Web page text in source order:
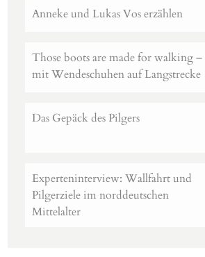
Anneke und Lukas Vos erzählen
Those boots are made for walking –
mit Wendeschuhen auf Langstrecke
Das Gepäck des Pilgers
Experteninterview: Wallfahrt und
Pilgerziele im norddeutschen
Mittelalter